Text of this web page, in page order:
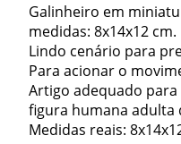
Galinheiro em
medidas: 8x14x12 cm.
Lindo cenário para
Para acionar o
Artigo adequado
figura humana adulta
Medidas reais: